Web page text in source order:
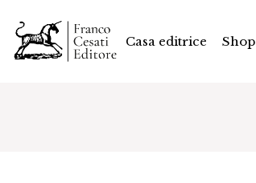
Casa editrice Shop